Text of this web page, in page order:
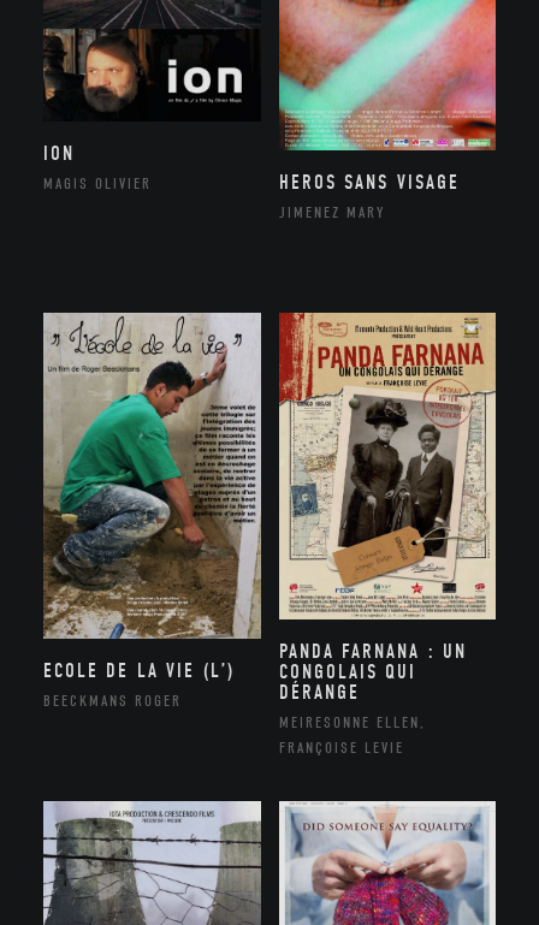
ION
MAGIS OLIVIER HEROS SANS VISAGE
JIMENEZ MARY
ECOLE DE LA VIE (L’)
BEECKMANS ROGER
PANDA FARNANA : UN
CONGOLAIS QUI
DÉRANGE
MEIRESONNE ELLEN,
FRANÇOISE LEVIE